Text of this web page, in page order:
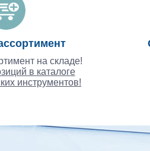
на складе!
в каталоге
инструментов!